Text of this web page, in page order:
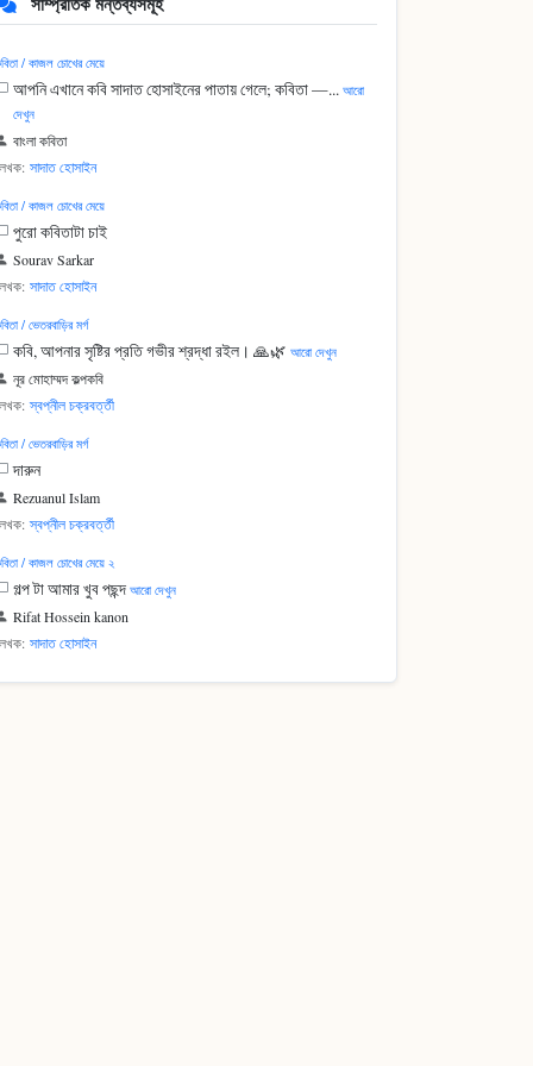
/ কাজল চোখের মেয়ে
আপনি এখানে কবি সাদাত হোসাইনের পাতায় গেলে; কবিতা —... আরো
দেখুন
বাংলা কবিতা
সাদাত হোসাইন
/ কাজল চোখের মেয়ে
পুরো কবিতাটা চাই
Sourav Sarkar
সাদাত হোসাইন
/ ভেতরবাড়ির মর্গ
কবি, আপনার সৃষ্টির প্রতি গভীর শ্রদ্ধা রইল। 🙏🌿 আরো দেখুন
নূর মোহাম্মদ কল্পকবি
স্বপ্নীল চক্রবর্ত্তী
/ ভেতরবাড়ির মর্গ
দারুন
Rezuanul Islam
স্বপ্নীল চক্রবর্ত্তী
/ কাজল চোখের মেয়ে ২
গল্প টা আমার খুব পছন্দ আরো দেখুন
Rifat Hossein kanon
সাদাত হোসাইন